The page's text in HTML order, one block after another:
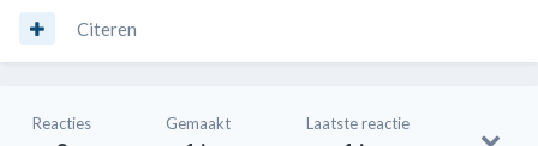
Citeren
Reacties Gemaakt Laatste reactie